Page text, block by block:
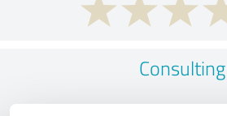
Consulting